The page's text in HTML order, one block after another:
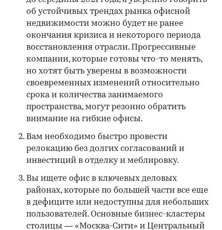
об устойчивых трендах рынка офисной
недвижимости можно будет не ранее
окончания кризиса и некоторого периода
восстановления отрасли. Прогрессивные
компании, которые готовы что-то менять,
но хотят быть уверены в возможности
своевременных изменений относительно
срока и количества занимаемого
пространства, могут резонно обратить
внимание на гибкие офисы.
Вам необходимо быстро провести
релокацию без долгих согласований и
инвестиций в отделку и меблировку.
Вы ищете офис в ключевых деловых
районах, которые по большей части все еще
в дефиците или недоступны для небольших
пользователей. Основные бизнес-кластеры
столицы — «Москва-Сити» и Центральный